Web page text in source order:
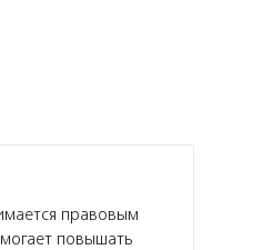
правовым
повышать